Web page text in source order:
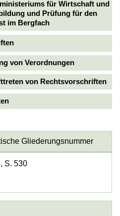
für Wirtschaft und
und Prüfung für den
im Bergfach
von Verordnungen
von Rechtsvorschriften
Gliederungsnummer
S. 530